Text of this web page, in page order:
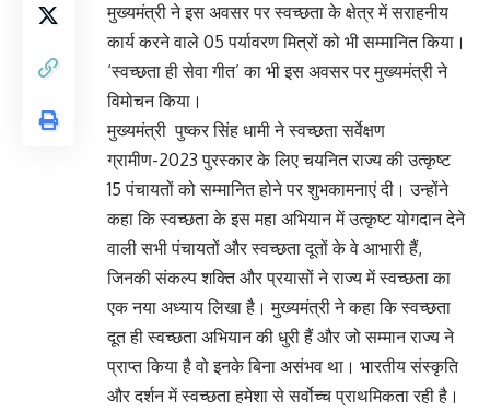
मुख्यमंत्री ने इस अवसर पर स्वच्छता के क्षेत्र में सराहनीय
कार्य करने वाले 05 पर्यावरण मित्रों को भी सम्मानित किया।
‘स्वच्छता ही सेवा गीत’ का भी इस अवसर पर मुख्यमंत्री ने
विमोचन किया।
मुख्यमंत्री पुष्कर सिंह धामी ने स्वच्छता सर्वेक्षण
ग्रामीण-2023 पुरस्कार के लिए चयनित राज्य की उत्कृष्ट
15 पंचायतों को सम्मानित होने पर शुभकामनाएं दी। उन्होंने
कहा कि स्वच्छता के इस महा अभियान में उत्कृष्ट योगदान देने
वाली सभी पंचायतों और स्वच्छता दूतों के वे आभारी हैं,
जिनकी संकल्प शक्ति और प्रयासों ने राज्य में स्वच्छता का
एक नया अध्याय लिखा है। मुख्यमंत्री ने कहा कि स्वच्छता
दूत ही स्वच्छता अभियान की धुरी हैं और जो सम्मान राज्य ने
प्राप्त किया है वो इनके बिना असंभव था। भारतीय संस्कृति
और दर्शन में स्वच्छता हमेशा से सर्वोच्च प्राथमिकता रही है।